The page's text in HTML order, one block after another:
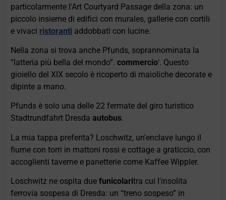
particolarmente l'Art Courtyard Passage della zona: un
piccolo insieme di edifici con murales, gallerie con cortili
e vivaci ristoranti addobbati con lucine.
Nella zona si trova anche Pfunds, soprannominata la
“latteria più bella del mondo”.commercio‘. Questo
gioiello del XIX secolo è ricoperto di maioliche decorate e
dipinte a mano.
Pfunds è solo una delle 22 fermate del giro turistico
Stadtrundfahrt Dresdaautobus.
La mia tappa preferita? Loschwitz, un'enclave lungo il
fiume con torri in mattoni rossi e cottage a graticcio, con
accoglienti taverne e panetterie come Kaffee Wippler.
Loschwitz ne ospita duefunicolaritra cui l'insolita
ferrovia sospesa di Dresda: un “treno sospeso” in